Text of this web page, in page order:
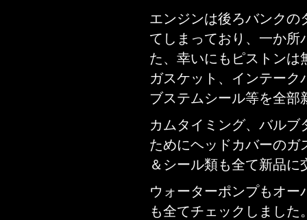
エンジンは後ろバンクの
てしまっており、一か所
た、幸いにもピストンは
ガスケット、インテー
ブステムシール等を全部
カムタイミング、バル
ためにヘッドカバーのガ
＆シール類も全て新品に
ウォーターポンプもオ
も全てチェックしました